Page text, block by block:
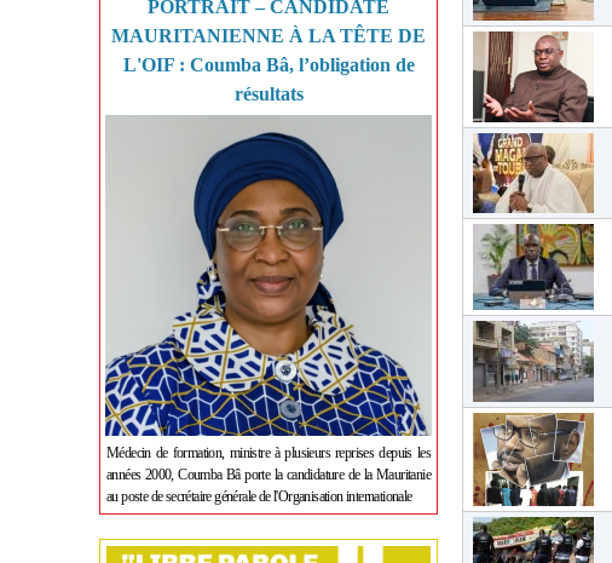
PORTRAIT – CANDIDATE
MAURITANIENNE À LA TÊTE DE
L'OIF : Coumba Bâ, l’obligation de
résultats
Médecin de formation, ministre à plusieurs reprises depuis les
années 2000, Coumba Bâ porte la candidature de la Mauritanie
au poste de secrétaire générale de l'Organisation internationale